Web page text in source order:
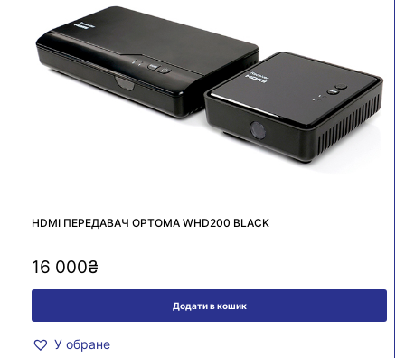
HDMI ПЕРЕДАВАЧ OPTOMA WHD200 BLACK
16 000₴
Додати в кошик
У обране